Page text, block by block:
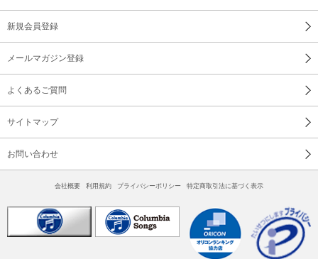
新規会員登録
メールマガジン登録
よくあるご質問
サイトマップ
お問い合わせ
会社概要 利用規約 プライバシーポリシー 特定商取引法に基づく表示